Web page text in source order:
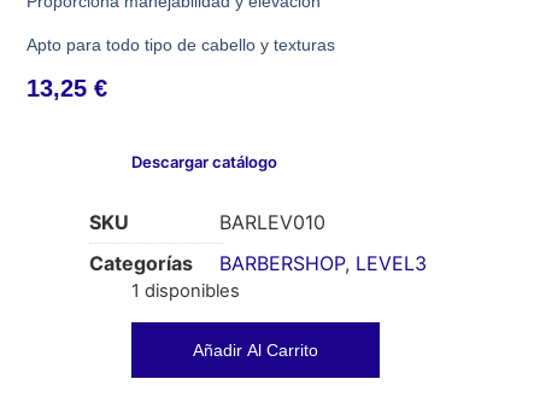
Apto para todo tipo de cabello y texturas
13,25€
Descargar catálogo
SKU
BARLEV010
Categorías
BARBERSHOP, LEVEL3
1 disponibles
Añadir Al Carrito